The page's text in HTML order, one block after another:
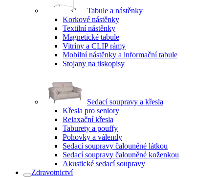
Tabule a nástěnky
Korkové nástěnky
Textilní nástěnky
Magnetické tabule
Vitríny a CLIP rámy
Mobilní nástěnky a informační tabule
Stojany na tiskopisy
Sedací soupravy a křesla
Křesla pro seniory
Relaxační křesla
Taburety a pouffy
Pohovky a válendy
Sedací soupravy čalouněné látkou
Sedací soupravy čalouněné koženkou
Akustické sedací soupravy
Zdravotnictví